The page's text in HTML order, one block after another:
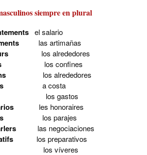
siempre en plural
el salario
las artimañas
los alrededores
los confines
los alrededores
a costa
gastos
les honoraires
los parajes
las negociaciones
los preparativos
los víveres